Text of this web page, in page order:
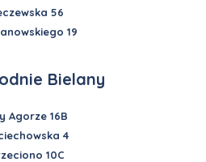
56
19
Bielany
Agorze 16B
4
10C